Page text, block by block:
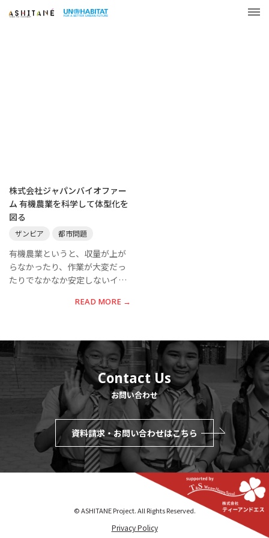
株式会社ジャパンバイオファー
ム 有機農業を科学して体型化を
図る
ザンビア 都市問題
有機農業というと、収量が上が
らなかったり、作業が大変だっ
たりでなかなか安定しないイメ
ろうか。株式会社ジャパンバイ
化することで、農業の高 […]
READ MORE →
Contact Us
お問い合わせ
資料請求・お問い合わせはこちら
© ASHITANE Project. All Rights Reserved.
Privacy Policy